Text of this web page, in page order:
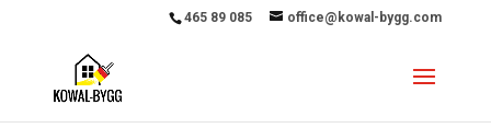
465 89 085 office@kowal-bygg.com